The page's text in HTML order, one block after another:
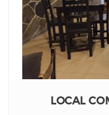
LOCAL